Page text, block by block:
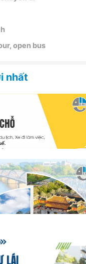
open bus
nhất
16 chỗ tại Huế 2026